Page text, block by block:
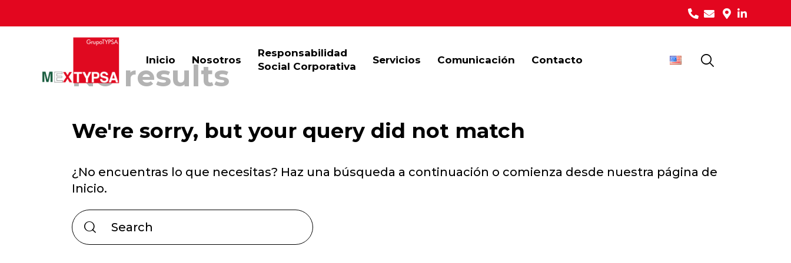
Inicio Nosotros
Responsabilidad
Social Corporativa
Servicios Comunicación Contacto
No results
We're sorry, but your query did not match
¿No encuentras lo que necesitas? Haz una búsqueda a continuación o comienza desde nuestra página de
Inicio.